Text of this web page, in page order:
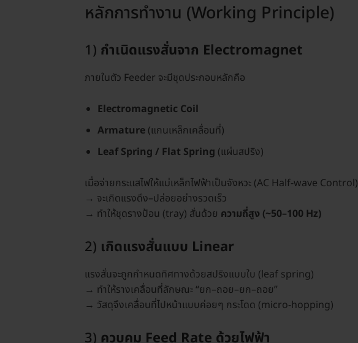
หลักการทำงาน (Working Principle)
1) กำเนิดแรงสั่นจาก Electromagnet
ภายในตัว Feeder จะมีชุดประกอบหลักคือ
Electromagnetic Coil
Armature (แกนเหล็กเคลื่อนที่)
Leaf Spring / Flat Spring (แผ่นสปริง)
เมื่อจ่ายกระแสไฟให้แม่เหล็กไฟฟ้าเป็นจังหวะ (AC Half-wave Control)
→ จะเกิดแรงดึง–ปล่อยอย่างรวดเร็ว
→ ทำให้ชุดรางป้อน (tray) สั่นด้วย ความถี่สูง (~50–100 Hz)
2) เกิดแรงสั่นแบบ Linear
แรงสั่นจะถูกกำหนดทิศทางด้วยสปริงแบบใบ (leaf spring)
→ ทำให้รางเคลื่อนที่ลักษณะ “ยก–ถอย–ยก–ถอย”
→ วัสดุจึงเคลื่อนที่ไปหน้าแบบค่อยๆ กระโดด (micro-hopping)
3) ควบคุม Feed Rate ด้วยไฟฟ้า